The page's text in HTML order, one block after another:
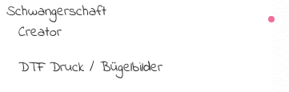
Schwangerschaft
Creator
DTF Druck / Bügelbilder